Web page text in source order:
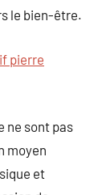
le bien-être.
pierre
ne sont pas
moyen
et